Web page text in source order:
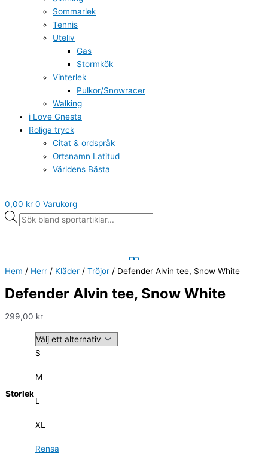
Sommarlek
Tennis
Uteliv
Gas
Stormkök
Vinterlek
Pulkor/Snowracer
Walking
i Love Gnesta
Roliga tryck
Citat & ordspråk
Ortsnamn Latitud
Världens Bästa
0,00 kr 0 Varukorg
Hem / Herr / Kläder / Tröjor / Defender Alvin tee, Snow White
Defender Alvin tee, Snow White
299,00 kr
Storlek
S
M
L
XL
Rensa